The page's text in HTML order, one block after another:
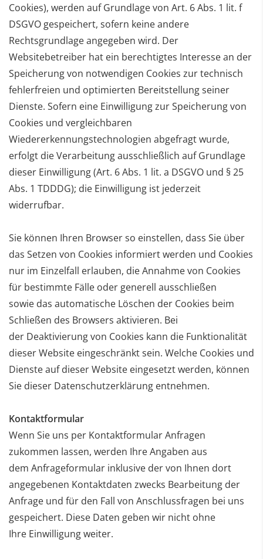
Cookies), werden aufGrundlage von Art. 6 Abs. 1 lit. f
DSGVO gespeichert, sofern keine andere
Rechtsgrundlage angegeben wird. Der
Websitebetreiber hat ein berechtigtes Interesse an der
Speicherung von notwendigen Cookies zurtechnisch
fehlerfreien und optimierten Bereitstellung seiner
Dienste. Sofern eine Einwilligung zurSpeicherung von
Cookies und vergleichbaren
Wiedererkennungstechnologien abgefragt wurde,
erfolgt dieVerarbeitung ausschließlich auf Grundlage
dieser Einwilligung (Art. 6 Abs. 1 lit. a DSGVO und § 25
Abs. 1 TDDDG); die Einwilligung ist jederzeit
widerrufbar.
Sie können Ihren Browser so einstellen, dass Sie über
das Setzen von Cookies informiert werden und Cookies
nur im Einzelfall erlauben, die Annahme von Cookies
für bestimmte Fälle oder generell ausschließen
sowie das automatische Löschen der Cookies beim
Schließen des Browsers aktivieren. Bei
der Deaktivierung von Cookies kann die Funktionalität
dieser Website eingeschränkt sein. Welche Cookies und
Dienste auf dieser Website eingesetzt werden, können
Sie dieser Datenschutzerklärung entnehmen.
Kontaktformular
Wenn Sie uns per Kontaktformular Anfragen
zukommen lassen, werden Ihre Angaben aus
dem Anfrageformular inklusive der von Ihnen dort
angegebenen Kontaktdaten zwecks Bearbeitung der
Anfrage und für den Fall von Anschlussfragen bei uns
gespeichert. Diese Daten geben wir nicht ohne
Ihre Einwilligung weiter.